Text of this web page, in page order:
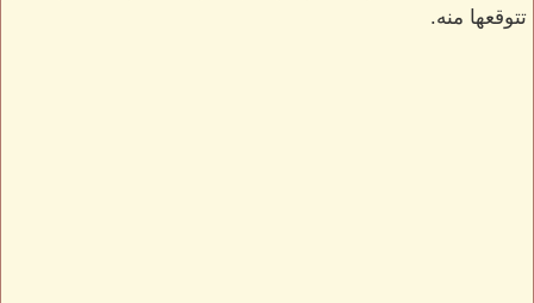
تتوقعها منه.